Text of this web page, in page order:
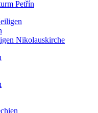
Petřín
Nikolauskirche